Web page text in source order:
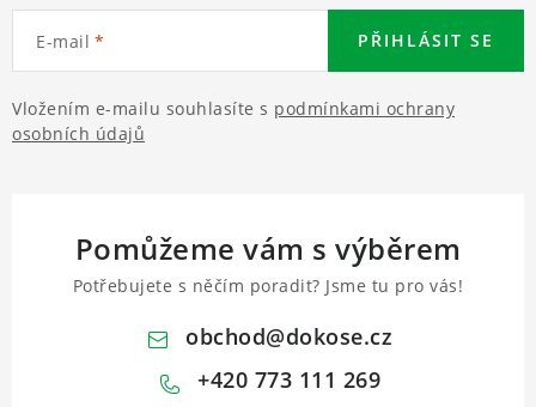
E-mail
Vložením e-mailu souhlasíte s podmínkami ochrany
osobních údajů
PŘIHLÁSIT SE
Pomůžeme vám s výběrem
Potřebujete s něčím poradit? Jsme tu pro vás!
obchod@dokose.cz
+420 773 111 269